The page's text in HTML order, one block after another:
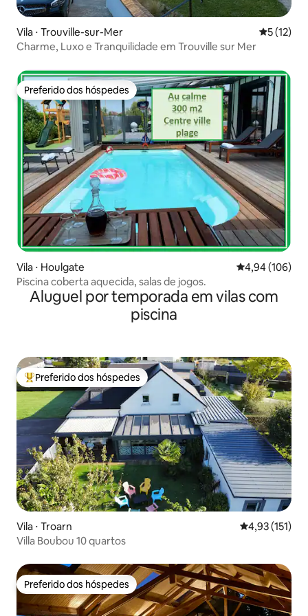
Vila ⋅ Trouville-sur-Mer 5 de uma
5 (12)
Charme, Luxo e Tranquilidade em Trouville sur Mer
Preferido dos hóspedes
Preferido dos hóspedes
Vila ⋅ Houlgate 4,94 de uma
4,94 (106)
Piscina coberta aquecida, salas de jogos.
Aluguel por temporada em vilas com
piscina
Entre os melhores preferidos dos hóspedes
Preferido dos hóspedes
Vila ⋅ Troarn 4,93 de uma
4,93 (151)
Villa Boubou 10 quartos
Preferido dos hóspedes
Preferido dos hóspedes